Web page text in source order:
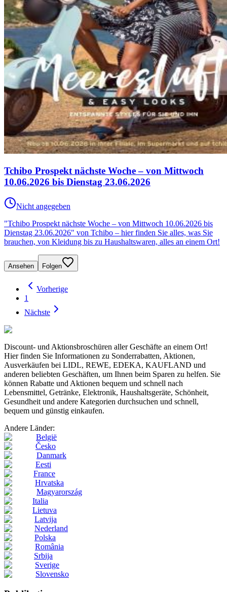
Tchibo Prospekt nächste Woche – von Mittwoch
10.06.2026 bis Dienstag 23.06.2026
Nicht angegeben
"Tchibo Prospekt nächste Woche – von Mittwoch 10.06.2026 bis
Dienstag 23.06.2026" von Tchibo – hier finden Sie alles, was Sie
brauchen, von Kleidung bis zu Haushaltswaren, alles an einem Ort!
Ansehen Folgen
Vorherige
1
Nächste
Discount- und Aktionsbroschüren aller Geschäfte an einem Ort!
Hier finden Sie Informationen zu Sonderrabatten, Aktionen,
Ausverkäufen bei LIDL, REWE, EDEKA, KAUFLAND und
anderen beliebten Geschäften, um Ihnen beim Sparen zu helfen. Sie
können Rabatte und Aktionen bequem und schnell nach
Lebensmittel, Getränke, Elektronik, Haushaltsgeräte, Schönheit,
Gesundheit und andere Kategorien durchsuchen und schnell,
bequem und günstig einkaufen.
Andere Länder:
België
Česko
Danmark
Eesti
France
Hrvatska
Magyarország
Italia
Lietuva
Latvija
Nederland
Polska
România
Srbija
Sverige
Slovensko